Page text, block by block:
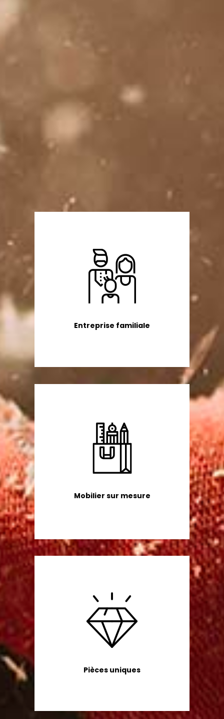
Entreprise familiale
Mobilier sur mesure
Pièces uniques